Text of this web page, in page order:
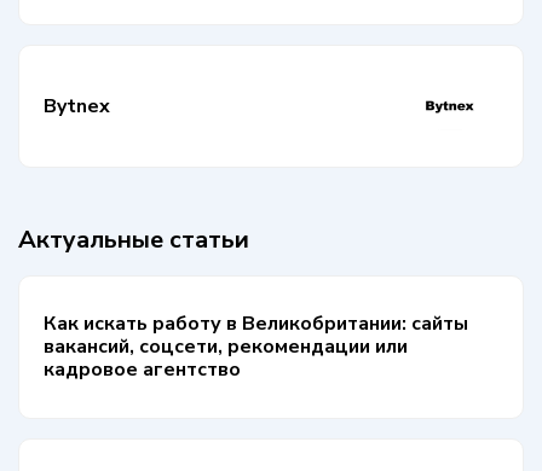
Bytnex
Актуальные статьи
Как искать работу в Великобритании: сайты
вакансий, соцсети, рекомендации или
кадровое агентство